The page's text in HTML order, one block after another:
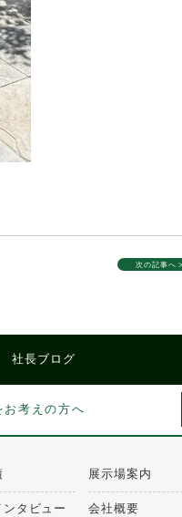
次の記事へ
社長ブログ
お考えの方へ
展示場案内
ンタビュー 会社概要